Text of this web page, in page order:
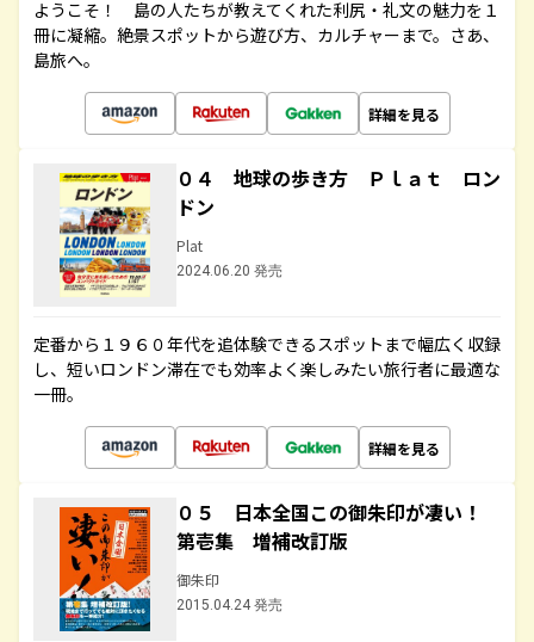
ようこそ！ 島の人たちが教えてくれた利尻・礼文の魅力を１
冊に凝縮。絶景スポットから遊び方、カルチャーまで。さあ、
島旅へ。
詳細を見る
０４ 地球の歩き方 Ｐｌａｔ ロン
ドン
Plat
2024.06.20 発売
定番から１９６０年代を追体験できるスポットまで幅広く収録
し、短いロンドン滞在でも効率よく楽しみたい旅行者に最適な
一冊。
詳細を見る
０５ 日本全国この御朱印が凄い！
第壱集 増補改訂版
御朱印
2015.04.24 発売